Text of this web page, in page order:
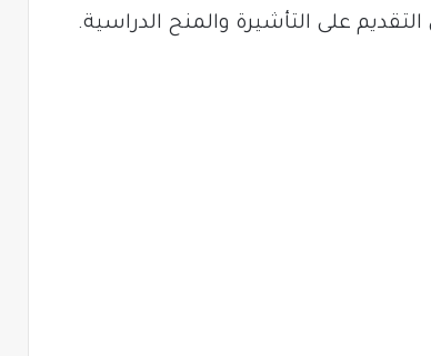
على التأشيرة والمنح الدراسية.